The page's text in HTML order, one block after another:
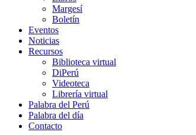
Margesí
Boletín
Eventos
Noticias
Recursos
Biblioteca virtual
DiPerú
Videoteca
Librería virtual
Palabra del Perú
Palabra del día
Contacto